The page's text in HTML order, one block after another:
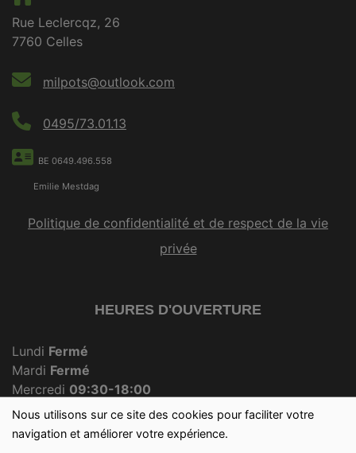
Nous utilisons sur ce site des cookies pour faciliter votre
navigation et améliorer votre expérience.
Rue Leclercqz, 26
7760 Celles
milpots@outlook.com
0495/73.01.13
BE 0649.496.558
Emilie Mestdag
Politique de confidentialité et de respect de la vie
privée
HEURES D'OUVERTURE
Lundi Fermé
Mardi Fermé
Mercredi 09:30-18:00
JeudiFermé
Vendredi 09:30-18:00